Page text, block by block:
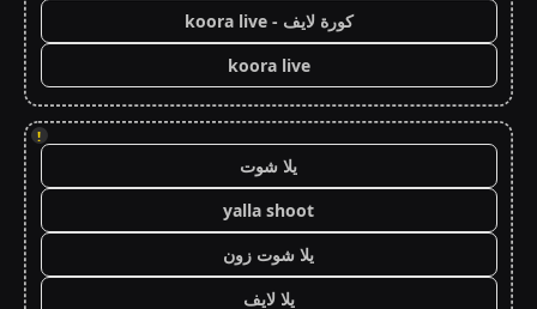
كورة لايف - koora live
koora live
!
يلا شوت
yalla shoot
يلا شوت زون
يلا لايف